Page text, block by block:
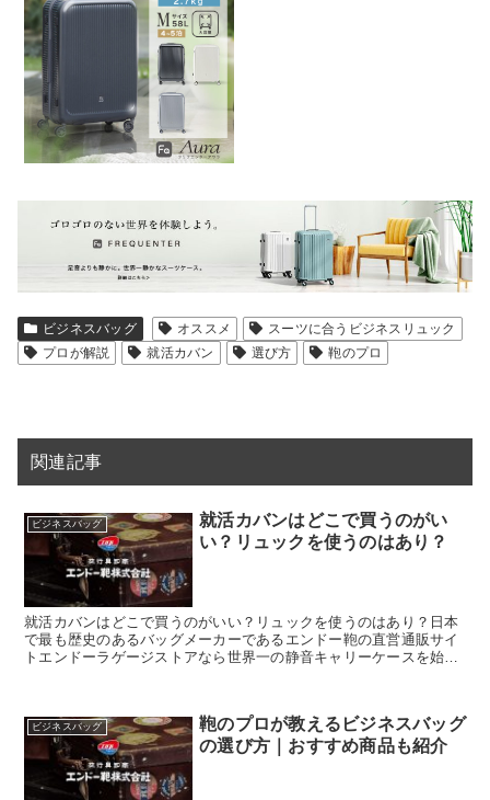
ビジネスバッグ オススメ
スーツに合うビジネスリュック
プロが解説
就活カバン 選び方 鞄のプロ
関連記事
ビジネスバッグ
就活カバンはどこで買うのがい
い？リュックを使うのはあり？
就活カバンはどこで買うのがいい？リュックを使うのはあり？日本
で最も歴史のあるバッグメーカーであるエンドー鞄の直営通販サイ
トエンドーラゲージストアなら世界一の静音キャリーケースを始
ビジネスバッグ
鞄のプロが教えるビジネスバッグ
の選び方｜おすすめ商品も紹介